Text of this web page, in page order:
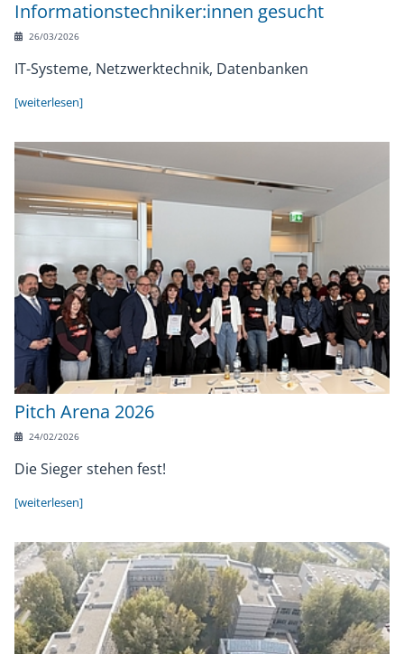
Informationstechniker:innen gesucht
26/03/2026
IT-Systeme, Netzwerktechnik, Datenbanken
[weiterlesen]
Pitch Arena 2026
24/02/2026
Die Sieger stehen fest!
[weiterlesen]